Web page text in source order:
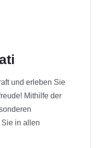
und erleben Sie
Mithilfe der
in allen